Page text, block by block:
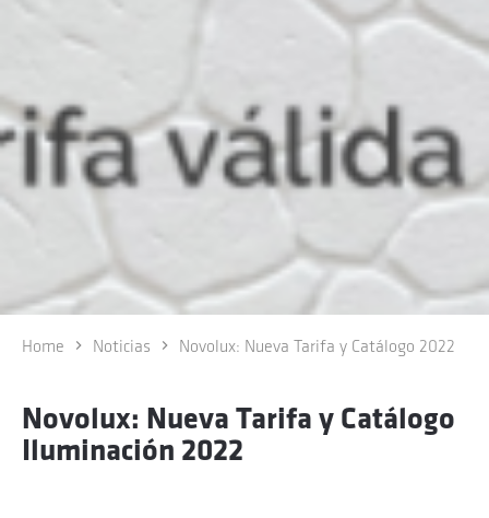
Home Noticias Novolux: Nueva Tarifa y Catálogo 2022
Novolux: Nueva Tarifa y Catálogo
Iluminación 2022